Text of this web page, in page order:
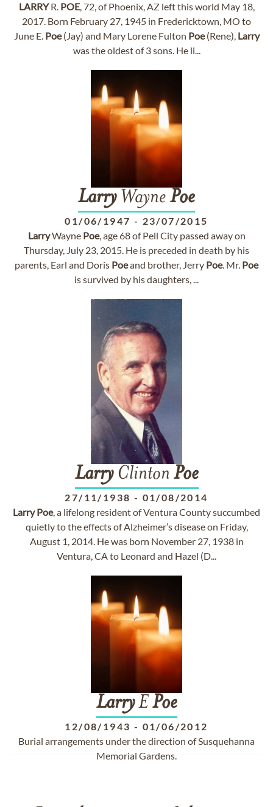
LARRYR. POE, 72, of Phoenix, AZ left this world May 18,
2017. Born February 27, 1945 in Fredericktown, MO to
June E. Poe(Jay) and Mary Lorene Fulton Poe(Rene), Larry
was the oldest of 3 sons. He li...
LarryWayne Poe
01/06/1947 - 23/07/2015
LarryWayne Poe, age 68 of Pell City passed away on
Thursday, July 23, 2015. He is preceded in death by his
parents, Earl and Doris Poeand brother, Jerry Poe. Mr. Poe
is survived by his daughters, ...
LarryClinton Poe
27/11/1938 - 01/08/2014
Larry Poe, a lifelong resident of Ventura County succumbed
quietly to the effects of Alzheimer’s disease on Friday,
August 1, 2014. He was born November 27, 1938 in
Ventura, CA to Leonard and Hazel (D...
LarryEPoe
12/08/1943 - 01/06/2012
Burial arrangements under the direction of Susquehanna
Memorial Gardens.